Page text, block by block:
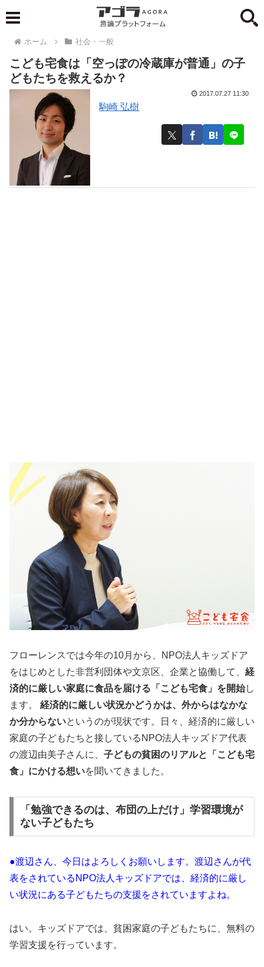
ホーム 社会・一般
こども宅食は「空っぽの冷蔵庫が普通」の子
どもたちを救えるか？
駒崎 弘樹
2017.07.27 11:30
フローレンスでは今年の10月から、NPO法人キッズドア
をはじめとした非営利団体や文京区、企業と協働して、 経
済的に厳しい家庭に食品を届ける「こども宅食」を開始し
ます。 経済的に厳しい状況かどうかは、外からはなかな
か分からないというのが現状です。日々、経済的に厳しい
家庭の子どもたちと接しているNPO法人キッズドア代表
の渡辺由美子さんに、 子どもの貧困のリアルと「こども宅
食」にかける想いを聞いてきました。
「勉強できるのは、布団の上だけ」学習環境が
ない子どもたち
●渡辺さん、今日はよろしくお願いします。渡辺さんが代
表をされているNPO法人キッズドアでは、経済的に厳し
い状況にある子どもたちの支援をされていますよね。
はい。キッズドアでは、貧困家庭の子どもたちに、無料の
学習支援を行っています。